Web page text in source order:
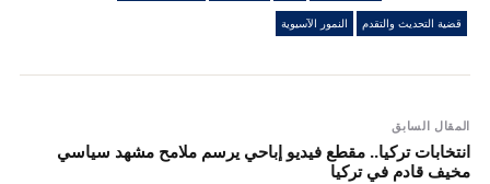
قضية التحديث والتقدم النمور الآسيوية
المقال السابق
انتخابات تركيا.. مقطع فيديو إباحي يرسم ملامح مشهد سياسي
مخيف قادم في تركيا